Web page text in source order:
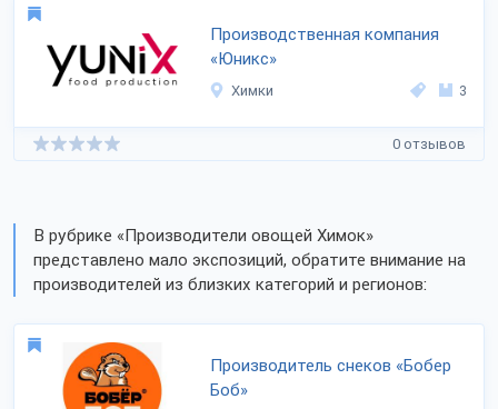
Производственная компания
«Юникс»
Химки 3
0 отзывов
В рубрике «Производители овощей Химок»
представлено мало экспозиций, обратите внимание на
производителей из близких категорий и регионов:
Производитель снеков «Бобер
Боб»